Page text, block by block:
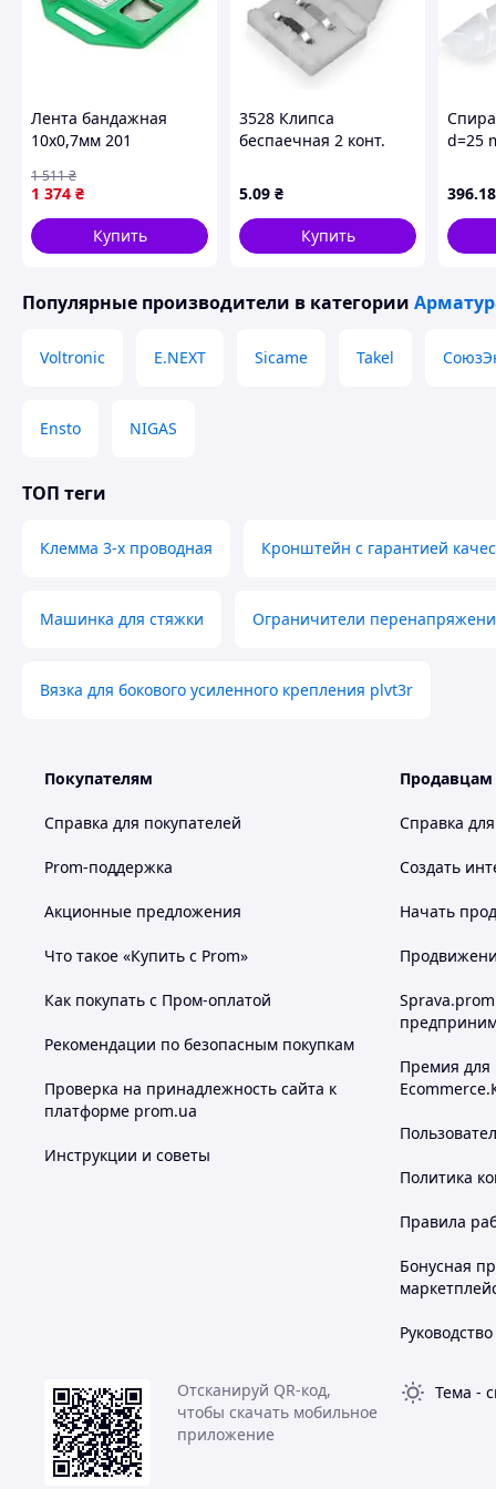
Лента бандажная
10х0,7мм 201
50м. цена за бухту
(ЕКОБОКС)
1 374 ₴
1 511₴
Купить
3528 Клипса
беспаечная 2 конт.
5.09 ₴
Купить
d=25
396.18
Популярные производители в категории
Voltronic E.NEXT Sicame Takel
Ensto NIGAS
ТОП теги
Клемма 3-х проводная Кронштейн с гарантией
Машинка для стяжки Ограничители
Вязка для бокового усиленного крепления plvt3r
Покупателям
Справка для покупателей
Prom-поддержка
Акционные предложения
Что такое «Купить с Prom»
Как покупать с Пром-оплатой
Рекомендации по безопасным покупкам
Проверка на принадлежность сайта к
платформе prom.ua
Инструкции и советы
Продавцам
Справка
Создать
Начать
Премия для
Политика
Правила
Бонусная
Отсканируй QR-код,
чтобы скачать мобильное
приложение
Тема -